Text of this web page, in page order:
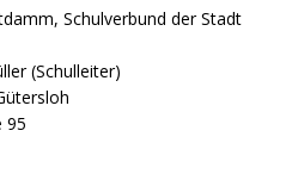
Schulverbund der Stadt
(Schulleiter)
95